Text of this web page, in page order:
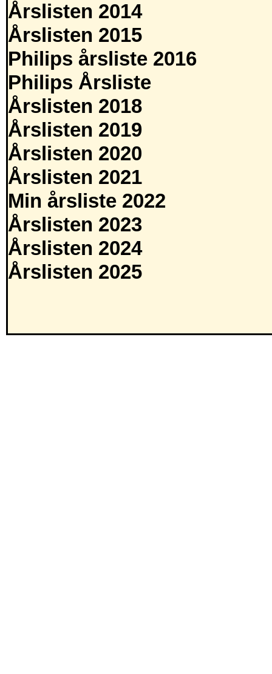
Årslisten 2014
Årslisten 2015
Philips årsliste 2016
Philips Årsliste
Årslisten 2018
Årslisten 2019
Årslisten 2020
Årslisten 2021
Min årsliste 2022
Årslisten 2023
Årslisten 2024
Årslisten 2025